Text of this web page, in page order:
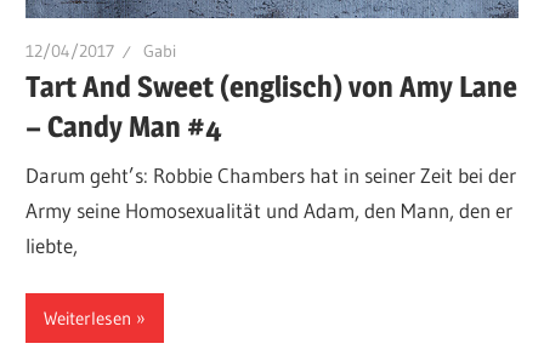
12/04/2017 Gabi
Tart And Sweet (englisch) von Amy Lane
– Candy Man #4
Darum geht’s: Robbie Chambers hat in seiner Zeit bei der
Army seine Homosexualität und Adam, den Mann, den er
liebte,
Weiterlesen